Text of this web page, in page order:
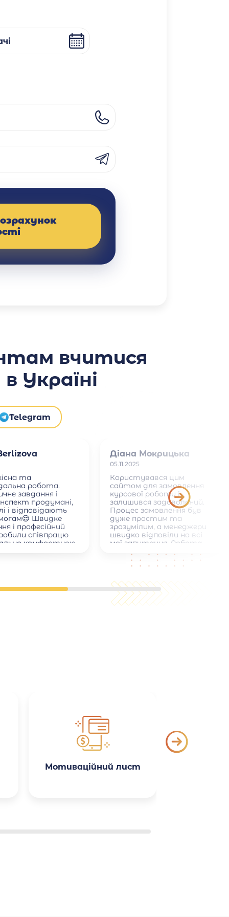
вчитися
Україні
Telegram
та
робота.
завдання і
продумані,
і відповідають
Швидке
і професійний
співпрацю
комфортною
Діана Мокрицька
05.11.2025
Користувався цим
сайтом для замовлення
курсової роботи і
залишився задоволений.
Процес замовлення був
дуже простим та
зрозумілим, а менеджери
швидко відповіли на всі
мої запитання. Робота
якісно та відповідала всім
академічним вимогам:
структура, список
літератури. Також
сподобалася можливість
вносити невеликі правки
Мотиваційний лист